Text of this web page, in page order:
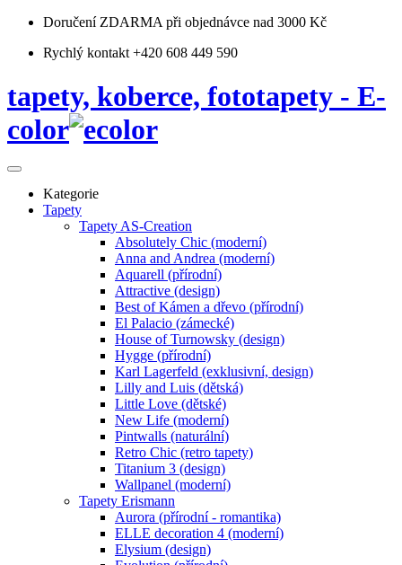
Doručení ZDARMA při objednávce nad 3000 Kč
Rychlý kontakt +420 608 449 590
tapety, koberce, fototapety - E-
color
Kategorie
Tapety
Tapety AS-Creation
Absolutely Chic (moderní)
Anna and Andrea (moderní)
Aquarell (přírodní)
Attractive (design)
Best of Kámen a dřevo (přírodní)
El Palacio (zámecké)
House of Turnowsky (design)
Hygge (přírodní)
Karl Lagerfeld (exklusivní, design)
Lilly and Luis (dětská)
Little Love (dětské)
New Life (moderní)
Pintwalls (naturální)
Retro Chic (retro tapety)
Titanium 3 (design)
Wallpanel (moderní)
Tapety Erismann
Aurora (přírodní - romantika)
ELLE decoration 4 (moderní)
Elysium (design)